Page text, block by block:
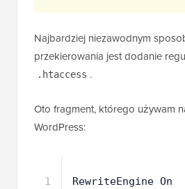
Najbardziej niezawodnym
przekierowania jest dodanie
.htaccess .
Oto fragment, którego używam
WordPress:
1
RewriteEngine On